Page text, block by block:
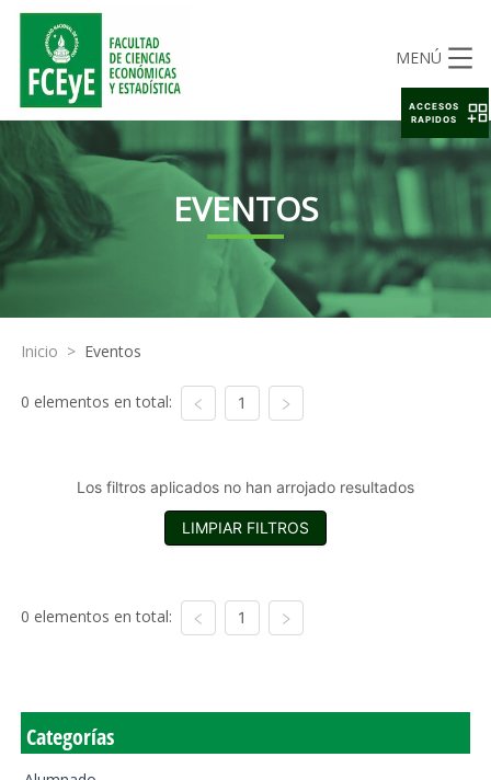
MENÚ
EVENTOS
Inicio > Eventos
0 elementos en total: 1
Los filtros aplicados no han arrojado resultados
LIMPIAR FILTROS
0 elementos en total: 1
Categorías
ACCESOS
RAPIDOS